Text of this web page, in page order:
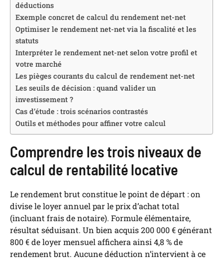
déductions
Exemple concret de calcul du rendement net-net
Optimiser le rendement net-net via la fiscalité et les
statuts
Interpréter le rendement net-net selon votre profil et
votre marché
Les pièges courants du calcul de rendement net-net
Les seuils de décision : quand valider un
investissement ?
Cas d’étude : trois scénarios contrastés
Outils et méthodes pour affiner votre calcul
Comprendre les trois niveaux de
calcul de rentabilité locative
Le rendement brut constitue le point de départ : on
divise le loyer annuel par le prix d’achat total
(incluant frais de notaire). Formule élémentaire,
résultat séduisant. Un bien acquis 200 000 € générant
800 € de loyer mensuel affichera ainsi 4,8 % de
rendement brut. Aucune déduction n’intervient à ce